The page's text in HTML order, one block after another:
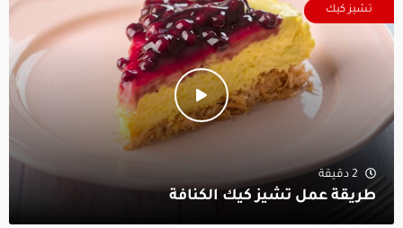
تشيز كيك
2 دقيقة
طريقة عمل تشيز كيك الكنافة